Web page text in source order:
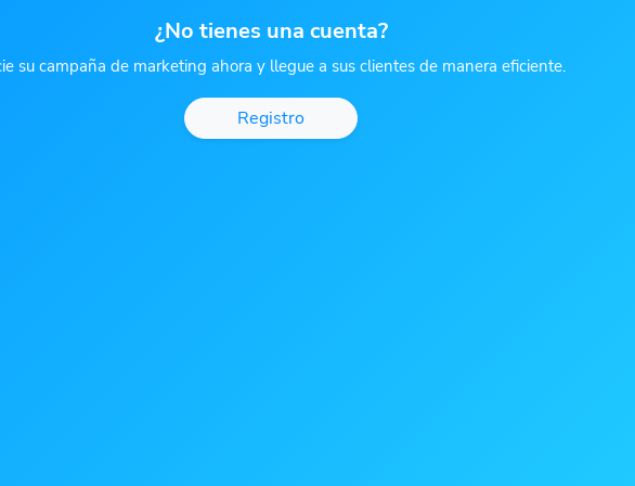
¿No tienes una cuenta?
su campaña de marketing ahora y llegue a sus clientes de manera eficiente.
Registro